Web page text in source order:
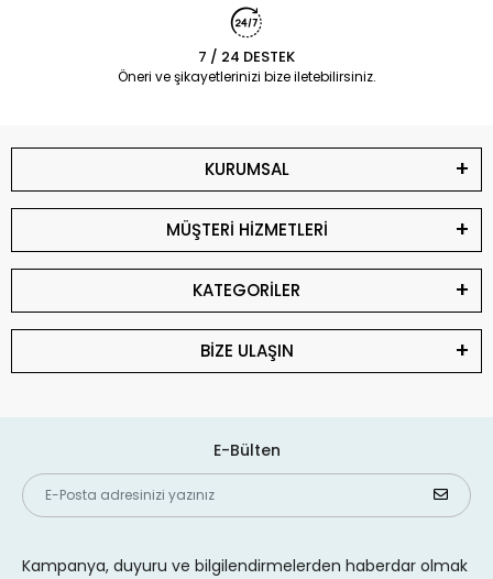
7 / 24 DESTEK
Öneri ve şikayetlerinizi bize iletebilirsiniz.
KURUMSAL
MÜŞTERİ HİZMETLERİ
KATEGORİLER
BİZE ULAŞIN
E-Bülten
Kampanya, duyuru ve bilgilendirmelerden haberdar olmak